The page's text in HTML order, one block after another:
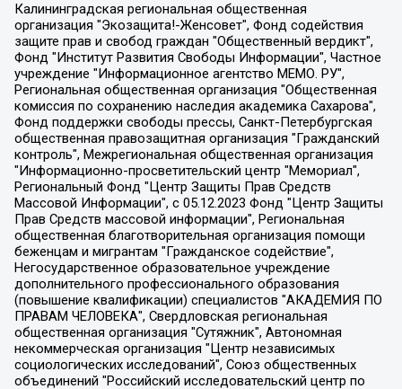
Калининградская региональная общественная организация "Экозащита!-Женсовет", Фонд содействия защите прав и свобод граждан "Общественный вердикт", Фонд "Институт Развития Свободы Информации", Частное учреждение "Информационное агентство МЕМО. РУ", Региональная общественная организация "Общественная комиссия по сохранению наследия академика Сахарова", Фонд поддержки свободы прессы, Санкт-Петербургская общественная правозащитная организация "Гражданский контроль", Межрегиональная общественная организация "Информационно-просветительский центр "Мемориал", Региональный Фонд "Центр Защиты Прав Средств Массовой Информации", с 05.12.2023 Фонд "Центр Защиты Прав Средств массовой информации", Региональная общественная благотворительная организация помощи беженцам и мигрантам "Гражданское содействие", Негосударственное образовательное учреждение дополнительного профессионального образования (повышение квалификации) специалистов "АКАДЕМИЯ ПО ПРАВАМ ЧЕЛОВЕКА", Свердловская региональная общественная организация "Сутяжник", Автономная некоммерческая организация "Центр независимых социологических исследований", Союз общественных объединений "Российский исследовательский центр по правам человека", Региональное общественное учреждение научно-информационный центр "МЕМОРИАЛ", Некоммерческая организация "Фонд защиты гласности", Автономная некоммерческая организация "Институт прав человека", Городская общественная организация "Екатеринбургское общество "МЕМОРИАЛ", Городская общественная организация "Рязанское историко-просветительское и правозащитное общество "Мемориал" (Рязанский Мемориал), Челябинский региональный орган общественной самодеятельности – женское общественное объединение "Женщины Евразии", Челябинский региональный орган общественной самодеятельности "Уральская правозащитная группа", Фонд содействия защите здоровья и социальной справедливости имени Андрея Рылькова, Автономная Некоммерческая Организация "Аналитический Центр Юрия Левады", Автономная некоммерческая организация социальной поддержки населения "Проект Апрель", Региональная общественная организация помощи женщинам и детям, находящимся в кризисной ситуации "Информационно-методический центр "Анна", Фонд содействия развитию массовых коммуникаций и правовому просвещению "Так-так-Так", Фонд содействия устойчивому развитию "Серебряная тайга", Свердловский региональный общественный фонд социальных проектов "Новое время", "Idel.Реалии", Кавказ.Реалии, Крым.Реалии, Телеканал Настоящее Время, Татаро-башкирская служба Радио Свобода (Azatliq Radiosi), Радио Свободная Европа/Радио Свобода (PCE/PC), "Сибирь.Реалии", "Фактограф", Благотворительный фонд помощи осужденным и их семьям, Автономная некоммерческая организация "Институт глобализации и социальных движений", Фонд "В защиту прав заключенных", Частное учреждение "Центр поддержки и содействия развитию средств массовой информации", Пензенский региональный общественный благотворительный фонд "Гражданский союз", "Север.Реалии", Некоммерческая организация Фонд "Правовая инициатива", Общество с ограниченной ответственностью "Радио Свободная Европа/Радио Свобода", Чешское информационное агентство "MEDIUM-ORIENT", Красноярская региональная общественная организация "Мы против СПИДа", Камалягин Денис Николаевич, Маркелов Сергей Евгеньевич, Пономарев Лев Александрович, Савицкая Людмила Алексеевна, Автономная некоммерческая организация "Центр по работе с проблемой насилия "НАСИЛИЮ.НЕТ", Межрегиональный профессиональный союз работников здравоохранения "Альянс врачей", Юридическое лицо, зарегистрированное в Латвийской Республике, SIA "Medusa Project" (регистрационный номер 40103797863, дата регистрации 10.06.2014), Некоммерческая организация "Фонд по борьбе с коррупцией", Автономная некоммерческая организация "Институт права и публичной политики", Баданин Роман Сергеевич, Гликин Максим Александрович, Железнова Мария Михайловна, Лукьянова Юлия Сергеевна, Маетная Елизавета Витальевна, Маняхин Петр Борисович, Чуракова Ольга Владимировна, Ярош Юлия Петровна, Юридическое лицо "The Insider SIA", зарегистрированное в Риге, Латвийская Республика (дата регистрации 26.06.2015), являющееся администратором доменного имени интернет-издания "The Insider SIA", https://theins.ru, Постернак Алексей Евгеньевич, Рубин Михаил Аркадьевич, Анин Роман Александрович, Юридическое лицо Istories fonds, зарегистрированное в Латвийской Республике (регистрационный номер 50008295751, дата регистрации 24.02.2020), Великовский Дмитрий Александрович, Долинина Ирина Николаевна, Мароховская Алеся Алексеевна, Шлейнов Роман Юрьевич, Шмагун Олеся Валентиновна, Общество с ограниченной ответственностью "Альтаир 2021", Общество с ограниченной ответственностью "Вега 2021", Общество с ограниченной ответственностью "Главный редактор 2021", Общество с ограниченной ответственностью "Ромашки монолит", Важенков Артем Валерьевич, Ивановская областная общественная организация "Центр гендерных исследований", Гурман Юрий Альбертович, Медиапроект "ОВД-Инфо", Егоров Владимир Владимирович, Жилинский Владимир Александрович, Общество с ограниченной ответственностью "ЗП", Иванова София Юрьевна, Карезина Инна Павловна, Кильтау Екатерина Викторовна, Петров Алексей Викторович, Пискунов Сергей Евгеньевич, Смирнов Сергей Сергеевич, Тихонов Михаил Сергеевич, Общество с ограниченной ответственностью "ЖУРНАЛИСТ-ИНОСТРАННЫЙ АГЕНТ", Арапова Галина Юрьевна, Вольтская Татьяна Анатольевна, Американская компания "Mason G.E.S. Anonymous Foundation" (США), являющаяся владельцем интернет-издания https://mnews.world/, Компания "Stichting Bellingcat", зарегистрированная в Нидерландах (дата регистрации 11.07.2018), Захаров Андрей Вячеславович, Клепиковская Екатерина Дмитриевна, Общество с ограниченной ответственностью "МЕМО", Перл Роман Александрович, Симонов Евгений Алексеевич, Соловьева Елена Анатольевна, Сотников Даниил Владимирович, Сурначева Елизавета Дмитриевна, Автономная некоммерческая организация по защите прав человека и информированию населения "Якутия – Наше Мнение", Общество с ограниченной ответственностью "Москоу диджитал медиа", с 26.01.2023 Общество с ограниченной ответственностью "Чайка Белые сады", Ветошкина Валерия Валерьевна, Заговора Максим Александрович, Межрегиональное общественное движение "Российская ЛГБТ - сеть", Оленичев Максим Владимирович, Павлов Иван Юрьевич, Скворцова Елена Сергеевна, Общество с ограниченной ответственностью "Как бы инагент", Кочетков Игорь Викторович, Общество с ограниченной ответственностью "Честные выборы", Еланчик Олег Александрович, Общество с ограниченной ответственностью "Нобелевский призыв", Гималова Регина Эмилевна, Григорьев Андрей Валерьевич, Григорьева Алина Александровна, Ассоциация по содействию защите прав призывников, альтернативнослужащих и военнослужащих "Правозащитная группа "Гражданин.Армия.Право", Хисамова Регина Фаритовна, Автономная некоммерческая организация по реализации социально-правовых программ "Лилит", Дальневосточное общественное движение "Маяк", Санкт-Петербургская ЛГБТ-инициативная группа "Выход", Инициативная группа ЛГБТ+ "Реверс", Алексеев Андрей Викторович, Бекбулатова Таисия Львовна, Беляев Иван Михайлович, Владыкина Елена Сергеевна, Гельман Марат Александрович, Никульшина Вероника Юрьевна, Толоконникова Надежда Андреевна, Шендерович Виктор Анатольевич, Общество с ограниченной ответственностью "Данное сообщение", Общество с ограниченной ответственностью Издательский дом "Новая глава", Айнбиндер Александра Александровна, Московский комьюнити-центр для ЛГБТ+инициатив, Благотворительный фонд развития филантропии, Deutsche Welle (Германия, Kurt-Schumacher-Strasse 3, 53113 Bonn), Борзунова Мария Михайловна, Воробьев Виктор Викторович, Голубева Анна Львовна, Константинова Алла Михайловна, Малкова Ирина Владимировна, Мурадов Мурад Абдулгалимович, Осетинская Елизавета Николаевна, Понасенков Евгений Николаевич, Ганапольский Матвей Юрьевич, Киселев Евгений Алексеевич, Борухович Ирина Григорьевна, Дремин Иван Тимофеевич, Дубровский Дмитрий Викторович, Красноярская региональная общественная организация поддержки и развития альтернативных образовательных технологий и межкультурных коммуникаций "ИНТЕРРА", Маяковская Екатерина Алексеевна, Фейгин Марк Захарович, Филимонов Андрей Викторович, Дзугкоева Регина Николаевна, Доброхотов Роман Александрович, Дудь Юрий Александрович, Елкин Сергей Владимирович, Кругликов Кирилл Игоревич, Сабунаева Мария Леонидовна, Семенов Алексей Владимирович, Шаинян Карен Багратович, Шульман Екатерина Михайловна, Асафьев Артур Валерьевич, Вахштайн Виктор Семенович, Венедиктов Алексей Алексеевич, Лушникова Екатерина Евгеньевна, Волков Леонид Михайлович, Невзоров Александр Глебович, Пархоменко Сергей Борисович, Сироткин Ярослав Николаевич, Кара-Мурза Владимир Владимирович, Баранова Наталья Владимировна, Гозман Леонид Яковлевич, Кагарлицкий Борис Юльевич, Климарев Михаил Валерьевич, Милов Владимир Станиславович, Автономная некоммерческая организация Краснодарский центр современного искусства "Типография", Моргенштерн Алишер Тагирович, Соболь Любовь Эдуардовна, Общество с ограниченной ответственностью "ЛИЗА НОРМ", Каспаров Гарри Кимович, Ходорковский Михаил Борисович, Общество с ограниченной ответственностью "Апрельские тезисы", Данилович Ирина Брониславовна, Кашин Олег Владимирович, Петров Николай Владимирович, Пивоваров Алексей Владимирович, Соколов Михаил Владимирович, Цветкова Юлия Владимировна, Чичваркин Евгений Александрович, Комитет против пыток/Команда против пыток, Общество с ограниченной ответственностью "Первый научный", Общество с ограниченной ответственностью "Вертолет и ко", Белоцерковская Вероника Борисовна, Кац Максим Евгеньевич, Лазарева Татьяна Юрьевна, Шаведдинов Руслан Табризович, Яшин Илья Валерьевич, Общество с ограниченной ответственностью "Иноагент ААВ", Алешковский Дмитрий Петрович, Альбац Евгения Марковна, Быков Дмитрий Львович, Галямина Юлия Евгеньевна, Лойко Сергей Леонидович, Мартынов Кирилл Константинович, Медведев Сергей Александрович, Крашенинников Федор Геннадиевич, Гордеева Катерина Вл